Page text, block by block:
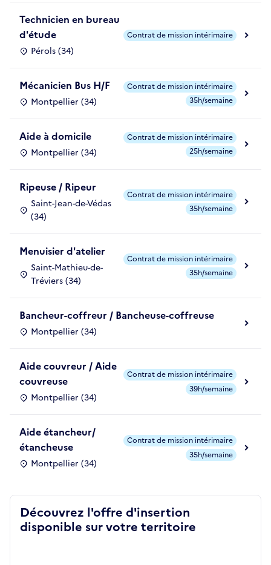
Technicien en bureau
d'étude
Pérols (34)
Contrat de mission intérimaire
Mécanicien Bus H/F
Montpellier (34)
Contrat de mission intérimaire
35h/semaine
Aide à domicile
Montpellier (34)
Contrat de mission intérimaire
25h/semaine
Ripeuse / Ripeur
Saint-Jean-de-Védas
(34)
Contrat de mission intérimaire
35h/semaine
Menuisier d'atelier
Saint-Mathieu-de-
Tréviers (34)
Contrat de mission intérimaire
35h/semaine
Bancheur-coffreur / Bancheuse-coffreuse
Montpellier (34)
Aide couvreur / Aide
couvreuse
Montpellier (34)
Contrat de mission intérimaire
39h/semaine
Aide étancheur/
étancheuse
Montpellier (34)
Contrat de mission intérimaire
35h/semaine
Découvrez l'offre d'insertion
disponible sur votre territoire